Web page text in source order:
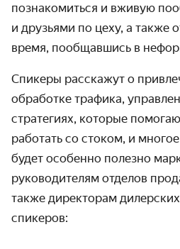
познакомиться и вживую
и друзьями по цеху, а также
время, пообщавшись в
Спикеры расскажут о
обработке трафика,
стратегиях, которые
работать со стоком, и
будет особенно полезно
руководителям отделов
также директорам
спикеров: